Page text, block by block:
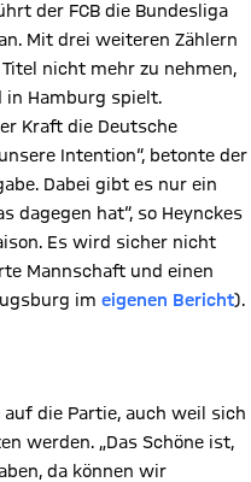
der FCB die Bundesliga
Mit drei weiteren Zählern
nicht mehr zu nehmen,
in Hamburg spielt.
Kraft die Deutsche
Intention“, betonte der
Dabei gibt es nur ein
dagegen hat“, so Heynckes
Es wird sicher nicht
Mannschaft und einen
im eigenen Bericht).
die Partie, auch weil sich
werden. „Das Schöne ist,
da können wir